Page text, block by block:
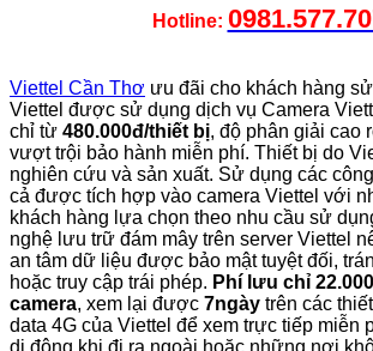
Hotline:
Viettel Cần Thơ ưu đãi cho khách hàng
Viettel được sử dụng dịch vụ Camera
chỉ từ 480.000đ/thiết bị, độ phân giải cao
vượt trội bảo hành miễn phí. Thiết bị do
nghiên cứu và sản xuất. Sử dụng các
cả được tích hợp vào camera Viettel với
khách hàng lựa chọn theo nhu cầu sử
nghệ lưu trữ đám mây trên server Viettel
an tâm dữ liệu được bảo mật tuyệt đối,
hoặc truy cập trái phép. Phí lưu chỉ
camera, xem lại được 7ngày trên các
data 4G của Viettel để xem trực tiếp miễn
di động khi đi ra ngoài hoặc những nơi